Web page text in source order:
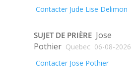
Contacter Jude Lise Delimon
SUJET DE PRIÈRE Jose
Pothier Quebec 06-08-2026
Contacter Jose Pothier